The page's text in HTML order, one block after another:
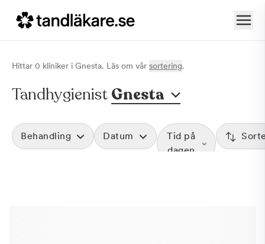
Hittar 0 kliniker i Gnesta. Läs om vår sortering.
Tandhygienist Gnesta
Behandling Datum
Tid på
dagen